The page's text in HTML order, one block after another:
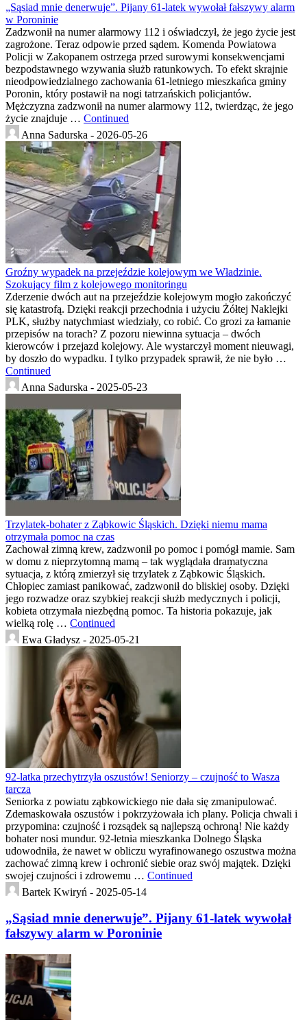
„Sąsiad mnie denerwuje”. Pijany 61-latek wywołał fałszywy alarm
w Poroninie
Zadzwonił na numer alarmowy 112 i oświadczył, że jego życie jest
zagrożone. Teraz odpowie przed sądem. Komenda Powiatowa
Policji w Zakopanem ostrzega przed surowymi konsekwencjami
bezpodstawnego wzywania służb ratunkowych. To efekt skrajnie
nieodpowiedzialnego zachowania 61-letniego mieszkańca gminy
Poronin, który postawił na nogi tatrzańskich policjantów.
Mężczyzna zadzwonił na numer alarmowy 112, twierdząc, że jego
życie znajduje … Continued
Anna Sadurska - 2026-05-26
Groźny wypadek na przejeździe kolejowym we Władzinie.
Szokujący film z kolejowego monitoringu
Zderzenie dwóch aut na przejeździe kolejowym mogło zakończyć
się katastrofą. Dzięki reakcji przechodnia i użyciu Żółtej Naklejki
PLK, służby natychmiast wiedziały, co robić. Co grozi za łamanie
przepisów na torach? Z pozoru niewinna sytuacja – dwóch
kierowców i przejazd kolejowy. Ale wystarczył moment nieuwagi,
by doszło do wypadku. I tylko przypadek sprawił, że nie było …
Continued
Anna Sadurska - 2025-05-23
Trzylatek-bohater z Ząbkowic Śląskich. Dzięki niemu mama
otrzymała pomoc na czas
Zachował zimną krew, zadzwonił po pomoc i pomógł mamie. Sam
w domu z nieprzytomną mamą – tak wyglądała dramatyczna
sytuacja, z którą zmierzył się trzylatek z Ząbkowic Śląskich.
Chłopiec zamiast panikować, zadzwonił do bliskiej osoby. Dzięki
jego rozwadze oraz szybkiej reakcji służb medycznych i policji,
kobieta otrzymała niezbędną pomoc. Ta historia pokazuje, jak
wielką rolę … Continued
Ewa Gładysz - 2025-05-21
92-latka przechytrzyła oszustów! Seniorzy – czujność to Wasza
tarcza
Seniorka z powiatu ząbkowickiego nie dała się zmanipulować.
Zdemaskowała oszustów i pokrzyżowała ich plany. Policja chwali i
przypomina: czujność i rozsądek są najlepszą ochroną! Nie każdy
bohater nosi mundur. 92-letnia mieszkanka Dolnego Śląska
udowodniła, że nawet w obliczu wyrafinowanego oszustwa można
zachować zimną krew i ochronić siebie oraz swój majątek. Dzięki
swojej czujności i zdrowemu … Continued
Bartek Kwiryń - 2025-05-14
„Sąsiad mnie denerwuje”. Pijany 61-latek wywołał
fałszywy alarm w Poroninie